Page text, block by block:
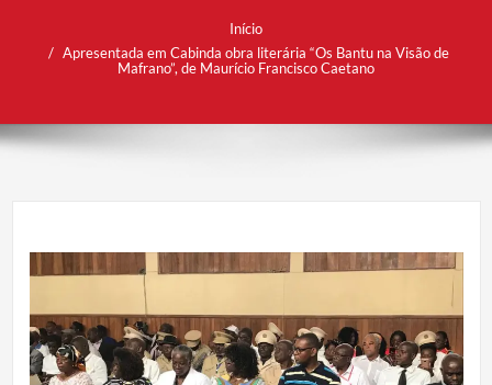
Início
Apresentada em Cabinda obra literária “Os Bantu na Visão de
Mafrano”, de Maurício Francisco Caetano